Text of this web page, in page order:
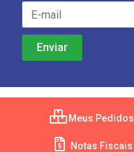
Meus Pedidos
Notas Fiscais